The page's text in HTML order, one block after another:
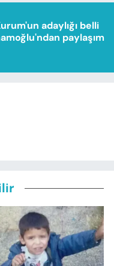
adaylığı belli
paylaşım